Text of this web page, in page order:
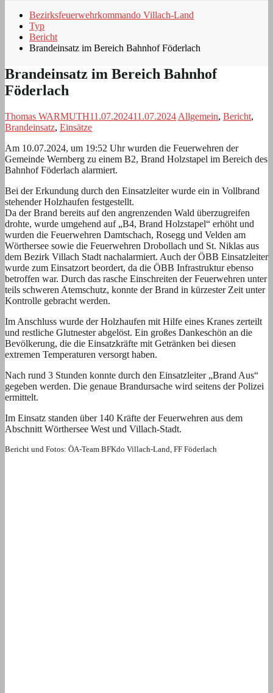
Bezirksfeuerwehrkommando Villach-Land
Typ
Bericht
Brandeinsatz im Bereich Bahnhof Föderlach
Brandeinsatz im Bereich Bahnhof
Föderlach
Thomas WARMUTH11.07.202411.07.2024 Allgemein, Bericht,
Brandeinsatz, Einsätze
Am 10.07.2024, um 19:52 Uhr wurden die Feuerwehren der
Gemeinde Wernberg zu einem B2, Brand Holzstapel im Bereich des
Bahnhof Föderlach alarmiert.
Bei der Erkundung durch den Einsatzleiter wurde ein in Vollbrand
stehender Holzhaufen festgestellt.
Da der Brand bereits auf den angrenzenden Wald überzugreifen
drohte, wurde umgehend auf „B4, Brand Holzstapel“ erhöht und
wurden die Feuerwehren Damtschach, Rosegg und Velden am
Wörthersee sowie die Feuerwehren Drobollach und St. Niklas aus
dem Bezirk Villach Stadt nachalarmiert. Auch der ÖBB Einsatzleiter
wurde zum Einsatzort beordert, da die ÖBB Infrastruktur ebenso
betroffen war. Durch das rasche Einschreiten der Feuerwehren unter
teils schweren Atemschutz, konnte der Brand in kürzester Zeit unter
Kontrolle gebracht werden.
Im Anschluss wurde der Holzhaufen mit Hilfe eines Kranes zerteilt
und restliche Glutnester abgelöst. Ein großes Dankeschön an die
Bevölkerung, die die Einsatzkräfte mit Getränken bei diesen
extremen Temperaturen versorgt haben.
Nach rund 3 Stunden konnte durch den Einsatzleiter „Brand Aus“
gegeben werden. Die genaue Brandursache wird seitens der Polizei
ermittelt.
Im Einsatz standen über 140 Kräfte der Feuerwehren aus dem
Abschnitt Wörthersee West und Villach-Stadt.
Bericht und Fotos: ÖA-Team BFKdo Villach-Land, FF Föderlach